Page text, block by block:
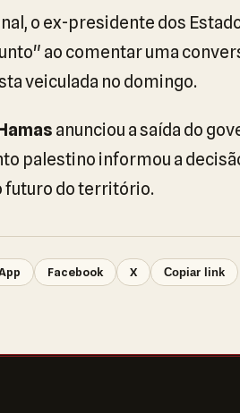
o ex-presidente dos
ao comentar uma
veiculada no domingo.
anunciou a saída do
palestino informou a
futuro do território.
Facebook X Copiar link